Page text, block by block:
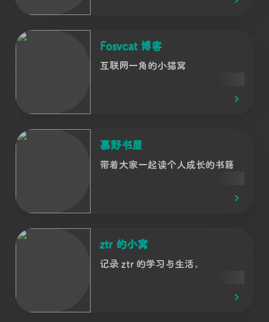
Fosvcat 博客
互联网一角的小猫窝
慕野书屋
带着大家一起读个人成长的书籍
ztr 的小窝
记录 ztr 的学习与生活。